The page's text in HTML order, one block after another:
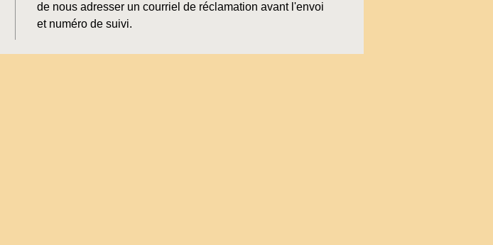
de nous adresser un courriel de réclamation avant l'envoi
et numéro de suivi.